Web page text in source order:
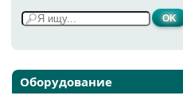
Услуги
Галерея
Контакты
Оборудование